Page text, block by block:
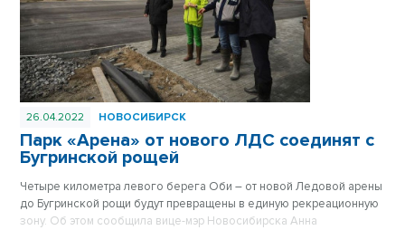
26.04.2022 НОВОСИБИРСК
Парк «Арена» от нового ЛДС соединят с
Бугринской рощей
Четыре километра левого берега Оби – от новой Ледовой арены
до Бугринской рощи будут превращены в единую рекреационную
зону. Об этом сообщила вице-мэр Новосибирска Анна